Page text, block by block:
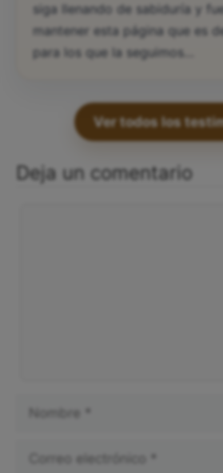
siga llenando de sabiduría y
mantener esta página que es
para los que la seguimos…
Ver todos los
Deja un comentario